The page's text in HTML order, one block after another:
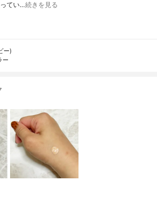
てい…続きを見る
ー)
ー